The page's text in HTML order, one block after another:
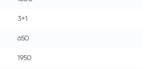
3+1
650
1950